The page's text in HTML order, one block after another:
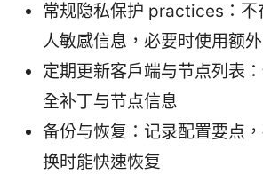
常规隐私保护 practices：不
人敏感信息，必要时使用额
定期更新客户端与节点列表
全补丁与节点信息
备份与恢复：记录配置要点
换时能快速恢复